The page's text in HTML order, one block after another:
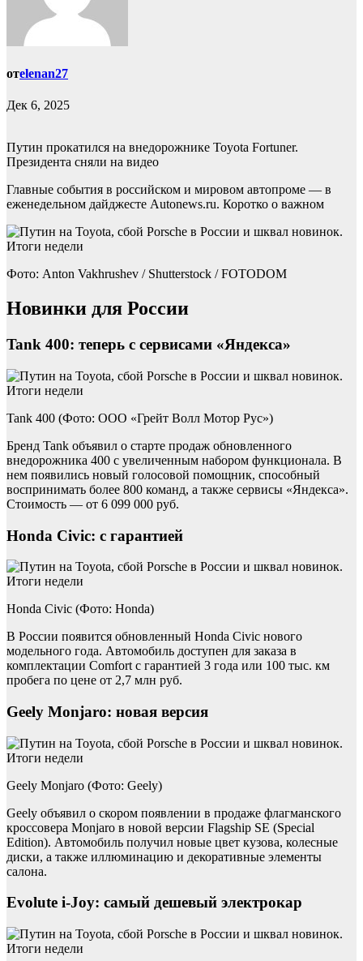
отelenan27
Дек 6, 2025
Путин прокатился на внедорожнике Toyota Fortuner.
Президента сняли на видео
Главные события в российском и мировом автопроме — в
еженедельном дайджесте Autonews.ru. Коротко о важном
Фото: Anton Vakhrushev / Shutterstock / FOTODOM
Новинки для России
Tank 400: теперь с сервисами «Яндекса»
Tank 400 (Фото: ООО «Грейт Волл Мотор Рус»)
Бренд Tank объявил о старте продаж обновленного
внедорожника 400 с увеличенным набором функционала. В
нем появились новый голосовой помощник, способный
воспринимать более 800 команд, а также сервисы «Яндекса».
Стоимость — от 6 099 000 руб.
Honda Civic: с гарантией
Honda Civic (Фото: Honda)
В России появится обновленный Honda Civic нового
модельного года. Автомобиль доступен для заказа в
комплектации Comfort c гарантией 3 года или 100 тыс. км
пробега по цене от 2,7 млн руб.
Geely Monjaro: новая версия
Geely Monjaro (Фото: Geely)
Geely объявил о скором появлении в продаже флагманского
кроссовера Monjaro в новой версии Flagship SE (Special
Edition). Автомобиль получил новые цвет кузова, колесные
диски, а также иллюминацию и декоративные элементы
салона.
Evolute i-Joy: самый дешевый электрокар